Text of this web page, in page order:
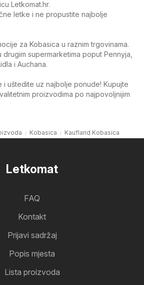
Letkomat.hr.
letke i ne propustite najbolje
za Kobasica u raznim trgovinama.
supermarketima poput Pennyja,
i Auchana.
i uštedite uz najbolje ponude! Kupujte
proizvodima po najpovoljnijim
Kobasica Kaufland Kobasica
Letkomat
FAQ
Kontakt
Prijavi sadržaj
Popis mjesta
Lista proizvoda